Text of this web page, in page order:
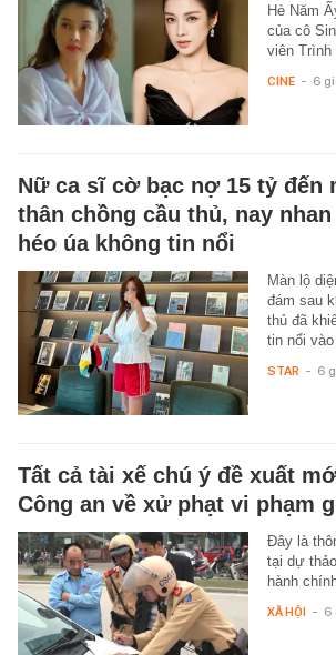
Hè Năm
của cô
viên Trình
CINE - 6
Nữ ca sĩ cờ bạc nợ 15 tỷ đến
thân chồng cầu thủ, nay
héo úa không tin nổi
Màn lộ
đám sau
thủ đã
tin nổi
STAR - 6
Tất cả tài xế chú ý đề xuất
Công an về xử phạt vi phạm
Đây là
tại dự
hành
XÃ HỘI - 6